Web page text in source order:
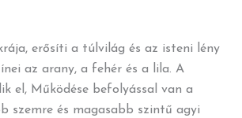
erősíti a túlvilág és az isteni lény
az arany, a fehér és a lila. A
el, Működése befolyással van a
szemre és magasabb szintű agyi